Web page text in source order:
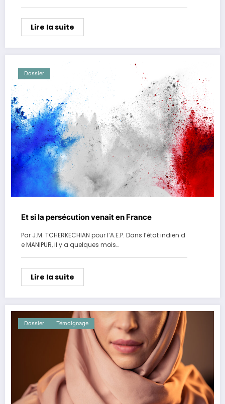
Lire la suite
Dossier
Et si la persécution venait en France
Par J.M. TCHERKECHIAN pour l’A.E.P. Dans l’état indien d
e MANIPUR, il y a quelques mois…
Lire la suite
Dossier Témoignage